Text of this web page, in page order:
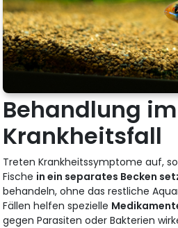
Behandlung im
Krankheitsfall
Treten Krankheitssymptome auf,
Fische in ein separates Becken
behandeln, ohne das restliche
Fällen helfen spezielle
gegen Parasiten oder Bakterien